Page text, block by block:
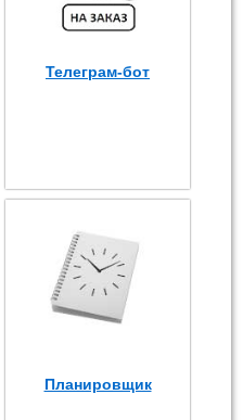
Телеграм-бот
Планировщик